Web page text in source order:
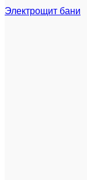
Электрощит бани